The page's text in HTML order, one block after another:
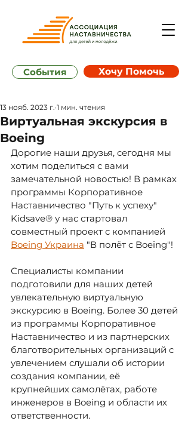
Хочу Помочь
События
Виртуальная экскурсия в
Boeing
13 нояб. 2023 г. 1 мин. чтения
Дорогие наши друзья, сегодня мы
хотим поделиться с вами
замечательной новостью! В рамках
программы Корпоративное
Наставничество "Путь к успеху"
Kidsave® у нас стартовал
совместный проект с компанией
Boeing Украина "В полёт с Boeing"!
Специалисты компании
подготовили для наших детей
увлекательную виртуальную
экскурсию в Boeing. Более 30 детей
из программы Корпоративное
Наставничество и из партнерских
благотворительных организаций с
увлечением слушали об истории
создания компании, её
крупнейших самолётах, работе
инженеров в Boeing и области их
ответственности.